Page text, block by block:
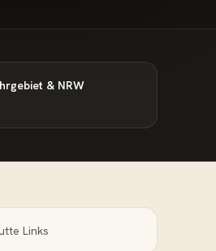
& NRW
Links